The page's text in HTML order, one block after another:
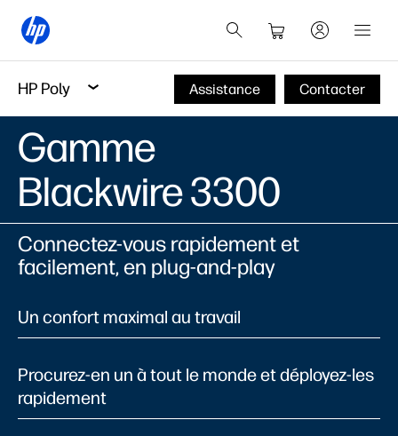
HP Poly Assistance Contacter
Gamme
Blackwire 3300
Connectez-vous rapidement et
facilement, en plug-and-play
Un confort maximal au travail
Procurez-en un à tout le monde et déployez-les
rapidement